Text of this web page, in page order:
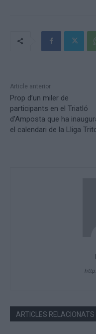
Article anterior
Prop d’un miler de
participants en el Triatló
d’Amposta que ha
el calendari de la Lliga
ARTICLES RELACIONATS